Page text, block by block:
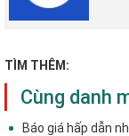
TÌM THÊM:
Cùng danh
Báo giá hấp dẫn